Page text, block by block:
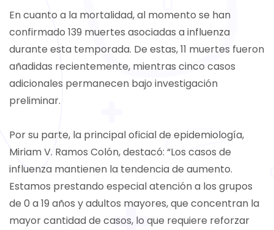
En cuanto a la mortalidad, al momento se han
confirmado 139 muertes asociadas a influenza
durante esta temporada. De estas, 11 muertes fueron
añadidas recientemente, mientras cinco casos
adicionales permanecen bajo investigación
preliminar.
Por su parte, la principal oficial de epidemiología,
Miriam V. Ramos Colón, destacó: “Los casos de
influenza mantienen la tendencia de aumento.
Estamos prestando especial atención a los grupos
de 0 a 19 años y adultos mayores, que concentran la
mayor cantidad de casos, lo que requiere reforzar